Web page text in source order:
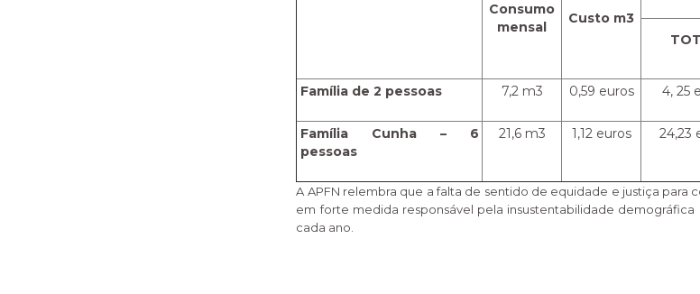
Consumo
mensal
Custo m3
Família de 2 pessoas 7,2 m3 0,59 euros 4, 25
Família Cunha – 6
pessoas
21,6 m3 1,12 euros 24,23
A APFN relembra que a falta de sentido de equidade e justiça para
em forte medida responsável pela insustentabilidade demográfica
cada ano.